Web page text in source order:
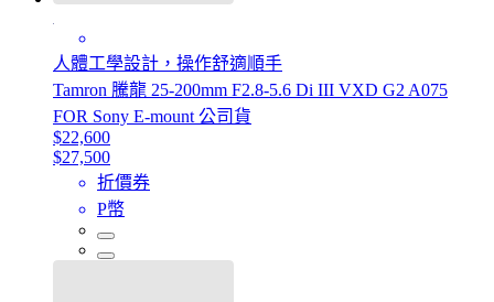
人體工學設計，操作舒適順手
Tamron 騰龍 25-200mm F2.8-5.6 Di III VXD G2 A075
FOR Sony E-mount 公司貨
$22,600
$27,500
折價券
P幣